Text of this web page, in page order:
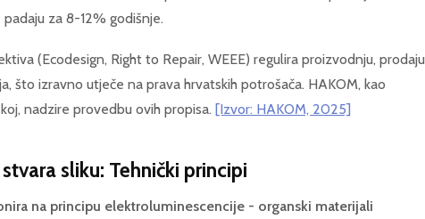
za 8-12% godišnje.
(Ecodesign, Right to Repair, WEEE) regulira proizvodnju, prodaju
što izravno utječe na prava hrvatskih potrošača. HAKOM, kao
nadzire provedbu ovih propisa. [Izvor: HAKOM, 2025]
sliku: Tehnički principi
na principu elektroluminescencije - organski materijali